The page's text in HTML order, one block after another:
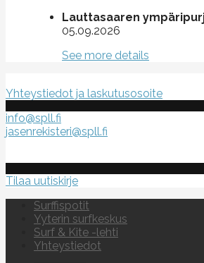
Lauttasaaren
05.09.2026
See more details
Yhteystiedot ja laskutusosoite
info@spll.fi
jasenrekisteri@spll.fi
Tilaa uutiskirje
Surffispotit
Yyterin surfkeskus
Surf & Kite -lehti
Yhteystiedot